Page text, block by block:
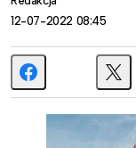
12-07-2022 08:45